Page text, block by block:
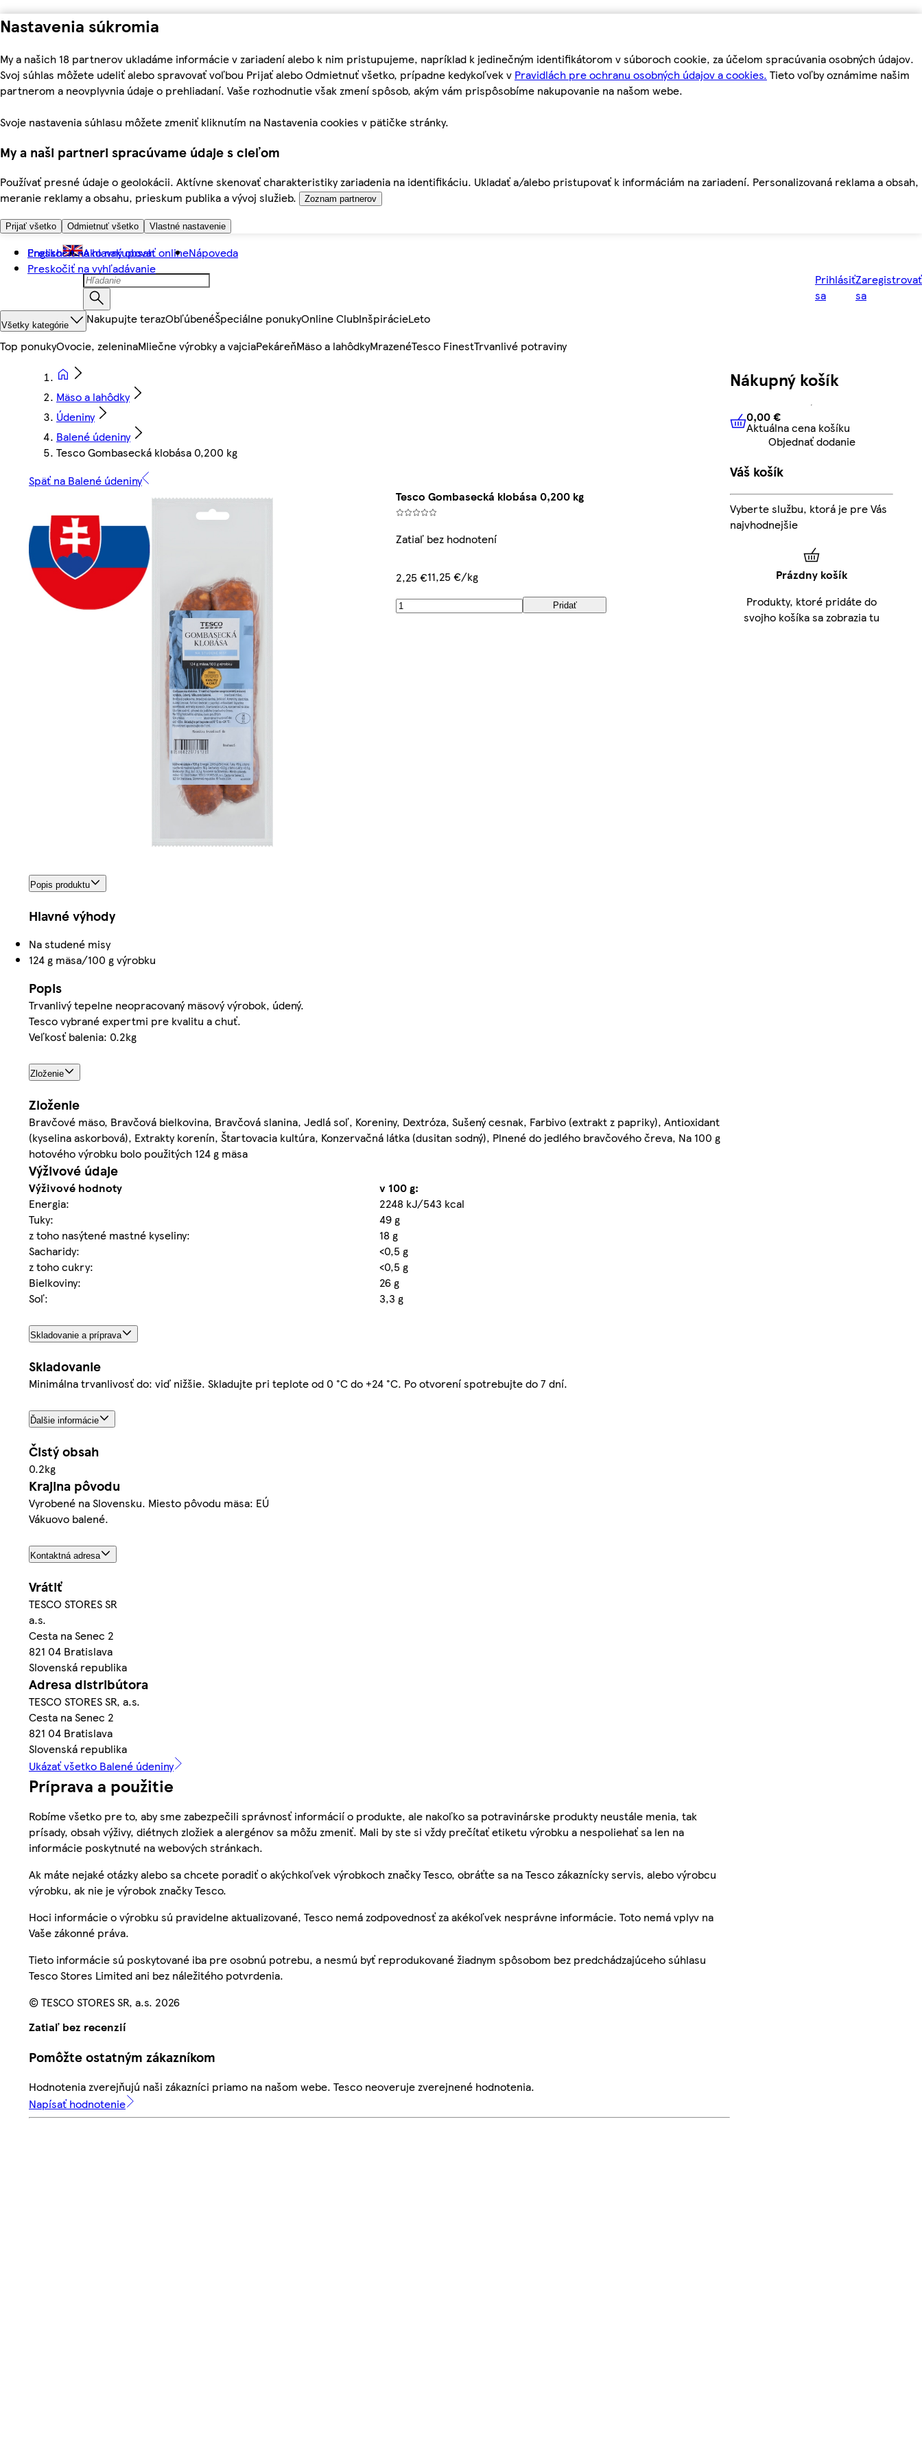
Nastavenia súkromia
My a našich 18 partnerov ukladáme informácie v zariadení alebo k nim pristupujeme, napríklad k jedinečným identifikátorom v súboroch cookie, za účelom spracúvania osobných údajov.
Svoj súhlas môžete udeliť alebo spravovať voľbou Prijať alebo Odmietnuť všetko, prípadne kedykoľvek v Pravidlách pre ochranu osobných údajov a cookies. Tieto voľby oznámime našim
partnerom a neovplyvnia údaje o prehliadaní. Vaše rozhodnutie však zmení spôsob, akým vám prispôsobíme nakupovanie na našom webe.
Svoje nastavenia súhlasu môžete zmeniť kliknutím na Nastavenia cookies v pätičke stránky.
My a naši partneri spracúvame údaje s cieľom
Používať presné údaje o geolokácii. Aktívne skenovať charakteristiky zariadenia na identifikáciu. Ukladať a/alebo pristupovať k informáciám na zariadení. Personalizovaná reklama a obsah,
meranie reklamy a obsahu, prieskum publika a vývoj služieb.
Zoznam partnerov
Prijať všetko Odmietnuť všetko Vlastné nastavenie
Preskočiť na hlavný obsah
Preskočiť na vyhľadávanie
English Ako nakupovať onlineNápoveda
Prihlásiť
sa
Zaregistrovať
sa
Všetky kategórie Nakupujte terazObľúbenéŠpeciálne ponukyOnline ClubInšpirácieLeto
Top ponukyOvocie, zeleninaMliečne výrobky a vajciaPekáreňMäso a lahôdkyMrazenéTesco FinestTrvanlivé potraviny
Mäso a lahôdky
Údeniny
Balené údeniny
Tesco Gombasecká klobása 0,200 kg
Späť na Balené údeniny
Tesco Gombasecká klobása 0,200 kg
Zatiaľ bez hodnotení
2,25 €11,25 €/kg
Pridať
Popis produktu
Hlavné výhody
Na studené misy
124 g mäsa/100 g výrobku
Popis
Trvanlivý tepelne neopracovaný mäsový výrobok, údený.
Tesco vybrané expertmi pre kvalitu a chuť.
Veľkosť balenia: 0.2kg
Zloženie
Zloženie
Bravčové mäso, Bravčová bielkovina, Bravčová slanina, Jedlá soľ, Koreniny, Dextróza, Sušený cesnak, Farbivo (extrakt z papriky), Antioxidant
(kyselina askorbová), Extrakty korenín, Štartovacia kultúra, Konzervačná látka (dusitan sodný), Plnené do jedlého bravčového čreva, Na 100 g
hotového výrobku bolo použitých 124 g mäsa
Výživové údaje
Výživové hodnoty
v 100 g:
Energia:
2248 kJ/543 kcal
Tuky:
49 g
z toho nasýtené mastné kyseliny:
18 g
Sacharidy:
<0,5 g
z toho cukry:
<0,5 g
Bielkoviny:
26 g
Soľ:
3,3 g
Skladovanie a príprava
Skladovanie
Minimálna trvanlivosť do: viď nižšie. Skladujte pri teplote od 0 °C do +24 °C. Po otvorení spotrebujte do 7 dní.
Ďalšie informácie
Čistý obsah
0.2kg
Krajina pôvodu
Vyrobené na Slovensku. Miesto pôvodu mäsa: EÚ
Vákuovo balené.
Kontaktná adresa
Vrátiť
TESCO STORES SR
a.s.
Cesta na Senec 2
821 04 Bratislava
Slovenská republika
Adresa distribútora
TESCO STORES SR, a.s.
Cesta na Senec 2
821 04 Bratislava
Slovenská republika
Ukázať všetko Balené údeniny
Príprava a použitie
Robíme všetko pre to, aby sme zabezpečili správnosť informácií o produkte, ale nakoľko sa potravinárske produkty neustále menia, tak
prísady, obsah výživy, diétnych zložiek a alergénov sa môžu zmeniť. Mali by ste si vždy prečítať etiketu výrobku a nespoliehať sa len na
informácie poskytnuté na webových stránkach.
Ak máte nejaké otázky alebo sa chcete poradiť o akýchkoľvek výrobkoch značky Tesco, obráťte sa na Tesco zákaznícky servis, alebo výrobcu
výrobku, ak nie je výrobok značky Tesco.
Hoci informácie o výrobku sú pravidelne aktualizované, Tesco nemá zodpovednosť za akékoľvek nesprávne informácie. Toto nemá vplyv na
Vaše zákonné práva.
Tieto informácie sú poskytované iba pre osobnú potrebu, a nesmú byť reprodukované žiadnym spôsobom bez predchádzajúceho súhlasu
Tesco Stores Limited ani bez náležitého potvrdenia.
© TESCO STORES SR, a.s. 2026
Zatiaľ bez recenzií
Pomôžte ostatným zákazníkom
Hodnotenia zverejňujú naši zákazníci priamo na našom webe. Tesco neoveruje zverejnené hodnotenia.
Napísať hodnotenie
Nákupný košík
0,00 € Aktuálna cena košíku
0,00 €
Aktuálna cena košíku
Objednať dodanie
Váš košík
Vyberte službu, ktorá je pre Vás
najvhodnejšie
Prázdny košík
Produkty, ktoré pridáte do
svojho košíka sa zobrazia tu